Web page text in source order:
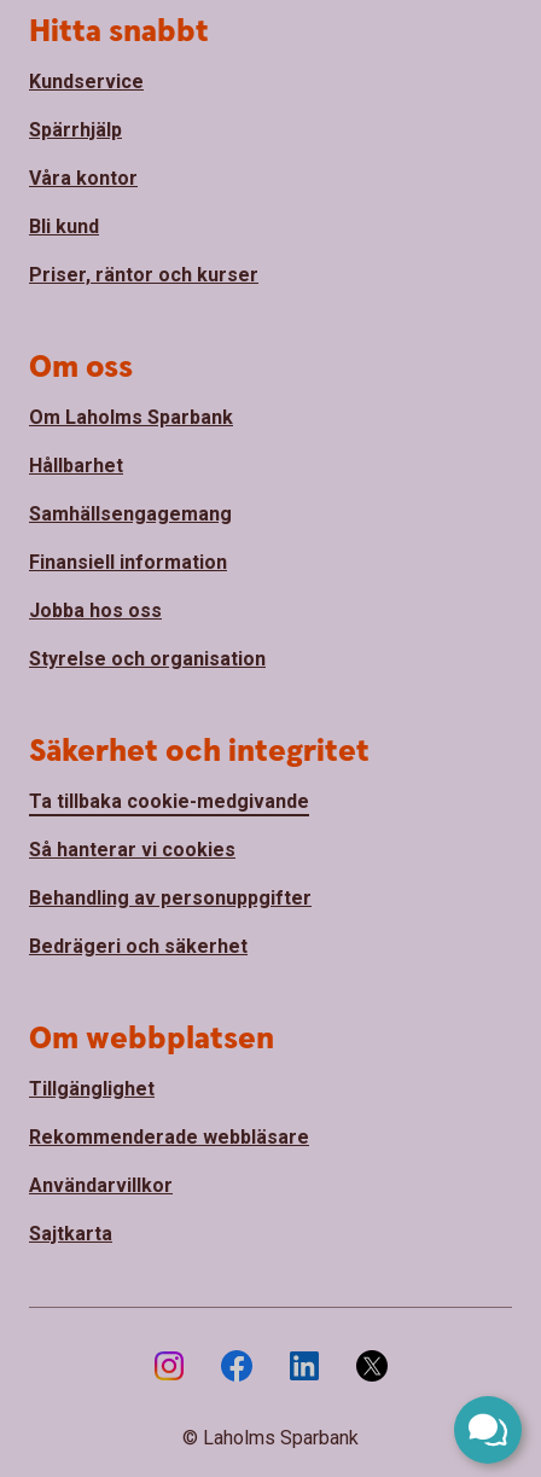
Sidfot
Hitta snabbt
Kundservice
Spärrhjälp
Våra kontor
Bli kund
Priser, räntor och kurser
Om oss
Om Laholms Sparbank
Hållbarhet
Samhällsengagemang
Finansiell information
Jobba hos oss
Styrelse och organisation
Säkerhet och integritet
Ta tillbaka cookie-medgivande
Så hanterar vi cookies
Behandling av personuppgifter
Bedrägeri och säkerhet
Om webbplatsen
Tillgänglighet
Rekommenderade webbläsare
Användarvillkor
Sajtkarta
© Laholms Sparbank